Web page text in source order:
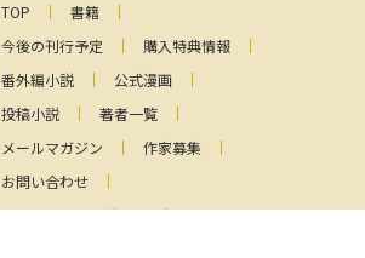
TOP
書籍
今後の刊行予定
購入特典情報
番外編小説
公式漫画
投稿小説
著者一覧
メールマガジン
作家募集
お問い合わせ
ファンレターの送り先